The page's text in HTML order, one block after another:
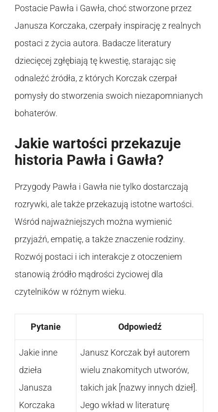
Postacie Pawła i Gawła, choć stworzone przez
Janusza Korczaka, czerpały inspirację z realnych
postaci z życia autora. Badacze literatury
dziecięcej zgłębiają tę kwestię, starając się
odnaleźć źródła, z których Korczak czerpał
pomysły do stworzenia swoich niezapomnianych
bohaterów.
Jakie wartości przekazuje
historia Pawła i Gawła?
Przygody Pawła i Gawła nie tylko dostarczają
rozrywki, ale także przekazują istotne wartości.
Wśród najważniejszych można wymienić
przyjaźń, empatię, a także znaczenie rodziny.
Rozwój postaci i ich interakcje z otoczeniem
stanowią źródło mądrości życiowej dla
czytelników w różnym wieku.
Pytanie Odpowiedź
Jakie inne
dzieła
Janusza
Korczaka
Janusz Korczak był autorem
wielu znakomitych utworów,
takich jak [nazwy innych dzieł].
Jego wkład w literaturę